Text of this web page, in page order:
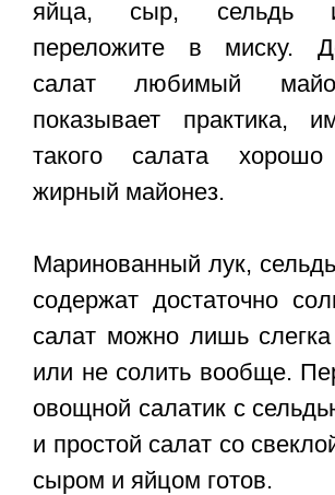
яйца, сыр, сельдь
переложите в миску.
салат любимый
показывает практика,
такого салата хорошо
жирный майонез.
Маринованный лук,
содержат достаточно
салат можно лишь слегка
или не солить вообще.
овощной салатик с
и простой салат со
сыром и яйцом готов.